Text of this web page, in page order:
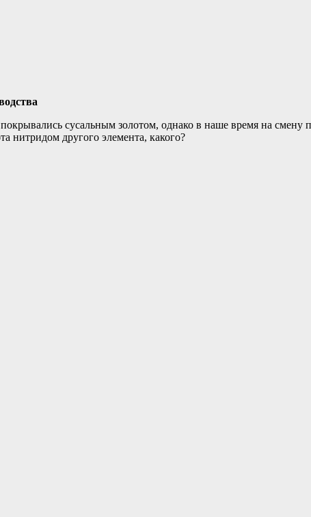
сусальным золотом, однако в наше время на смену
нитридом другого элемента, какого?